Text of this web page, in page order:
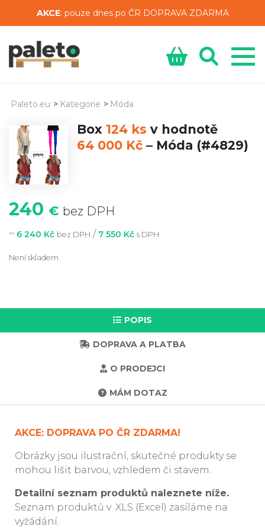
AKCE: pouze dnes po ČR DOPRAVA ZDARMA
Paleto.eu > Kategorie > Móda
Box 124 ks v hodnotě
64 000 Kč – Móda (#4829)
240 € bez DPH
~ 6 240 Kč bez DPH / 7 550 Kč s DPH
Není skladem
POPIS
DOPRAVA A PLATBA
O PRODEJCI
MÁM DOTAZ
AKCE: DOPRAVA PO ČR ZDARMA!
Obrázky jsou ilustrační, skutečné produkty se
mohou lišit barvou, vzhledem či stavem.
Detailní seznam produktů naleznete níže.
Seznam produktů v .XLS (Excel) zasíláme na
vyžádání.